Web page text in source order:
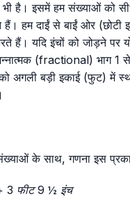
भी है। इसमें हम संख्याओं को
हैं। हम दाईं से बाईं ओर (छोटी
हैं। यदि इंचों को जोड़ने पर
(fractional) भाग 1
अगली बड़ी इकाई (फुट) में
के साथ, गणना इस
3 फीट 9 ½ इंच